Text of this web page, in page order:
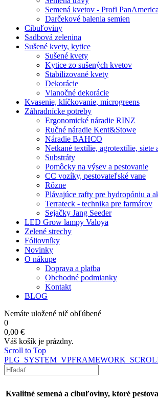
Semená kvetov - Profi
Darčekové balenia semien
Cibuľoviny
Sadbová zelenina
Sušené kvety, kytice
Sušené kvety
Kytice zo sušených kvetov
Stabilizované kvety
Dekorácie
Vianočné dekorácie
Kvasenie, klíčkovanie, microgreens
Záhradnícke potreby
Ergonomické náradie RINZ
Ručné náradie Kent&Stowe
Náradie BAHCO
Netkané textílie, agrotextílie, siete
Substráty
Pomôcky na výsev a pestovanie
CC vozíky, pestovateľské vane
Rôzne
Plávajúce rafty pre hydropóniu a
Terrateck - technika pre farmárov
Sejačky Jang Seeder
LED Grow lampy Valoya
Zelené strechy
Fóliovníky
Novinky
O nákupe
Doprava a platba
Obchodné podmianky
Kontakt
BLOG
Nemáte uložené nič obľúbené
0
0,00 €
Váš košík je prázdny.
Scroll to Top
Kvalitné semená a cibuľoviny, ktoré